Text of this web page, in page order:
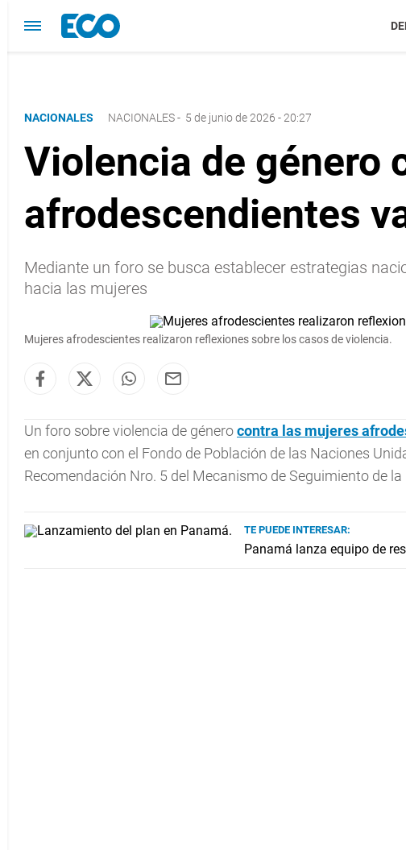
NACIONALES NACIONALES- 5 de junio de 2026 - 20:27
Violencia de género
afrodescendientes
Mediante un foro se busca establecer estrategias
hacia las mujeres
Mujeres afrodescientes realizaron reflexiones sobre los casos de violencia.
Un foro sobre violencia de génerocontra las mujeres
en conjunto con el Fondo de Población de las Naciones
Recomendación Nro. 5 del Mecanismo de Seguimiento de
TE PUEDE INTERESAR:
Panamá lanza equipo de